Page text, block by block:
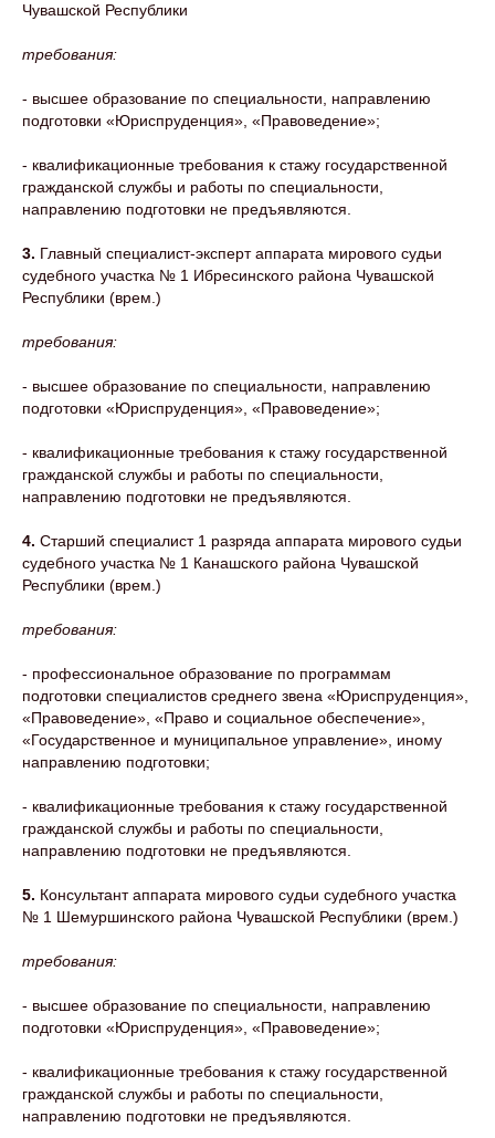
Чувашской Республики
требования:
- высшее образование по специальности, направлению
подготовки «Юриспруденция», «Правоведение»;
- квалификационные требования к стажу государственной
гражданской службы и работы по специальности,
направлению подготовки не предъявляются.
3. Главный специалист-эксперт аппарата мирового судьи
судебного участка № 1 Ибресинского района Чувашской
Республики (врем.)
требования:
- высшее образование по специальности, направлению
подготовки «Юриспруденция», «Правоведение»;
- квалификационные требования к стажу государственной
гражданской службы и работы по специальности,
направлению подготовки не предъявляются.
4. Старший специалист 1 разряда аппарата мирового судьи
судебного участка № 1 Канашского района Чувашской
Республики (врем.)
требования:
- профессиональное образование по программам
подготовки специалистов среднего звена «Юриспруденция»,
«Правоведение», «Право и социальное обеспечение»,
«Государственное и муниципальное управление», иному
направлению подготовки;
- квалификационные требования к стажу государственной
гражданской службы и работы по специальности,
направлению подготовки не предъявляются.
5. Консультант аппарата мирового судьи судебного участка
№ 1 Шемуршинского района Чувашской Республики (врем.)
требования:
- высшее образование по специальности, направлению
подготовки «Юриспруденция», «Правоведение»;
- квалификационные требования к стажу государственной
гражданской службы и работы по специальности,
направлению подготовки не предъявляются.